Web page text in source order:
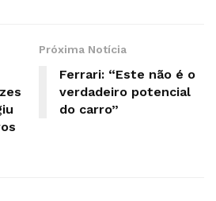
Próxima Notícia
Ferrari: “Este não é o
verdadeiro potencial
do carro”